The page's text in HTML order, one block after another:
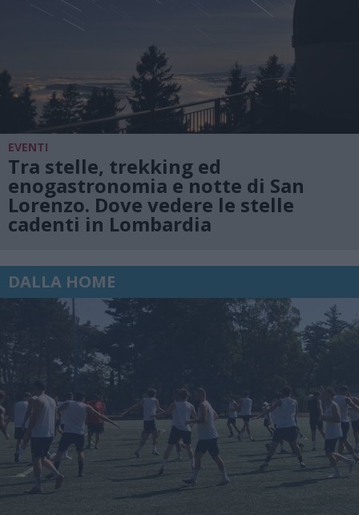
EVENTI
Tra stelle, trekking ed
enogastronomia e notte di San
Lorenzo. Dove vedere le stelle
cadenti in Lombardia
DALLA HOME